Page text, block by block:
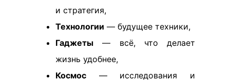
и стратегия,
Технологии — будущее техники,
Гаджеты — всё, что делает
жизнь удобнее,
Космос — исследования и